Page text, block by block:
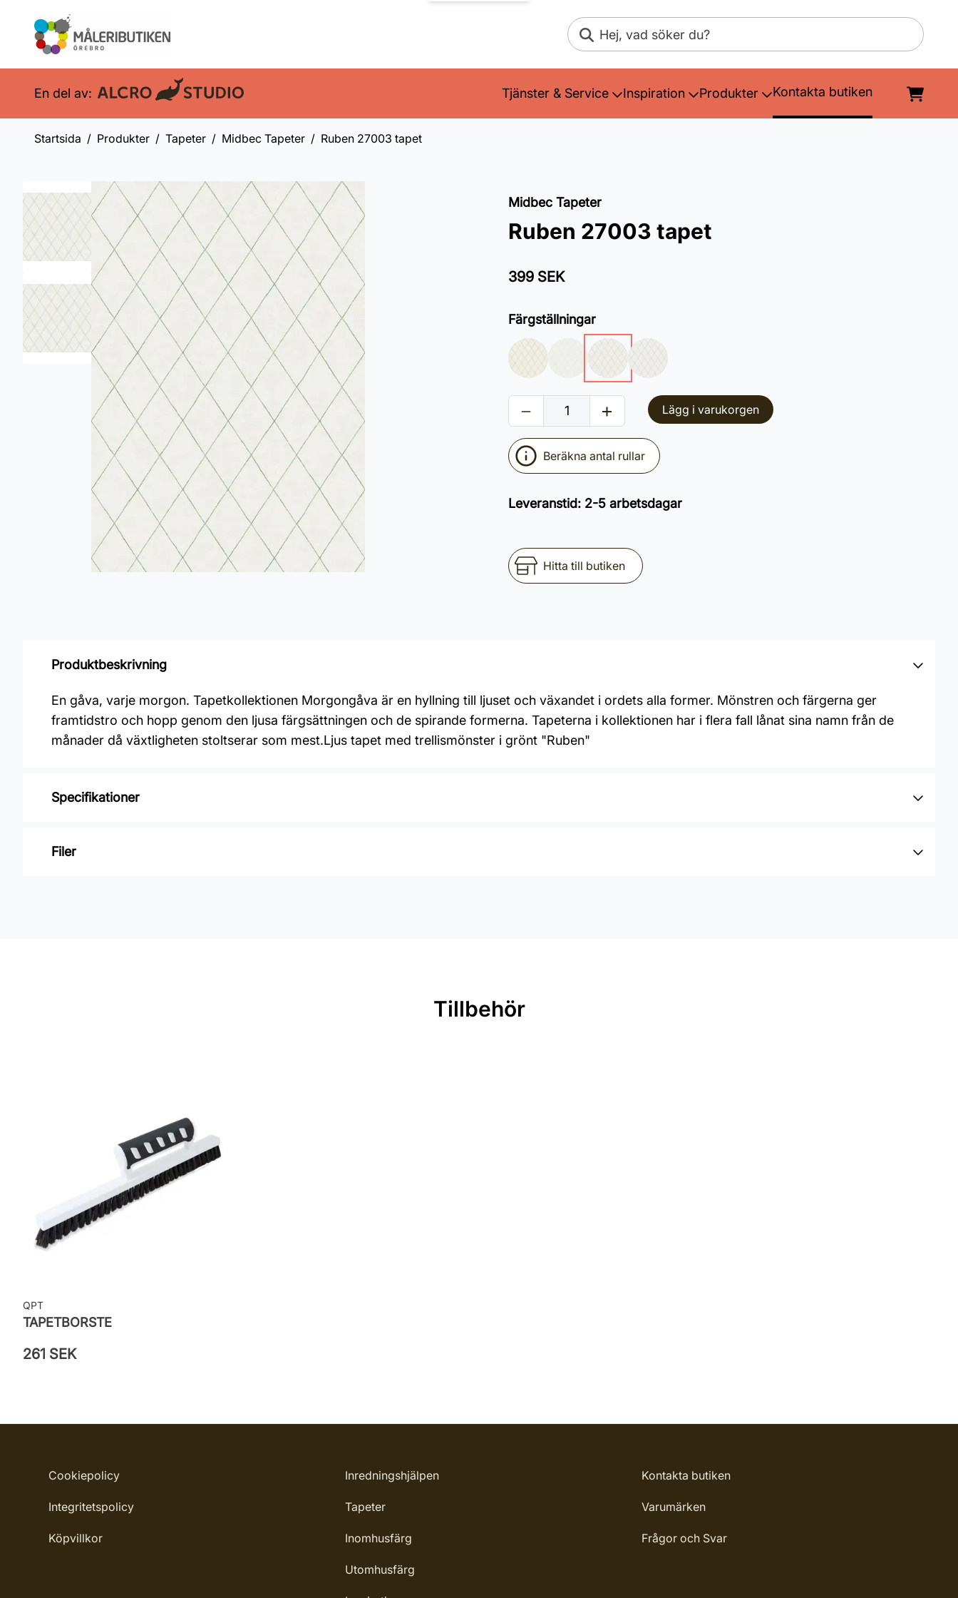
Sök
En del av: Tjänster & Service Inspiration Produkter Kontakta butiken
Startsida Produkter Tapeter Midbec Tapeter Ruben 27003 tapet
Midbec Tapeter
Ruben 27003 tapet
399 SEK
Färgställningar
Lägg i varukorgen
Beräkna antal rullar
Leveranstid: 2-5 arbetsdagar
Hitta till butiken
Produktbeskrivning
En gåva, varje morgon. Tapetkollektionen Morgongåva är en hyllning till ljuset och växandet i ordets alla former. Mönstren och färgerna ger
framtidstro och hopp genom den ljusa färgsättningen och de spirande formerna. Tapeterna i kollektionen har i flera fall lånat sina namn från de
månader då växtligheten stoltserar som mest.Ljus tapet med trellismönster i grönt "Ruben"
Specifikationer
Varumärke: Midbec Tapeter
Filer
Tillbehör
QPT
TAPETBORSTE
261 SEK
Cookiepolicy
Integritetspolicy
Köpvillkor
Inredningshjälpen
Tapeter
Inomhusfärg
Utomhusfärg
Kontakta butiken
Varumärken
Frågor och Svar